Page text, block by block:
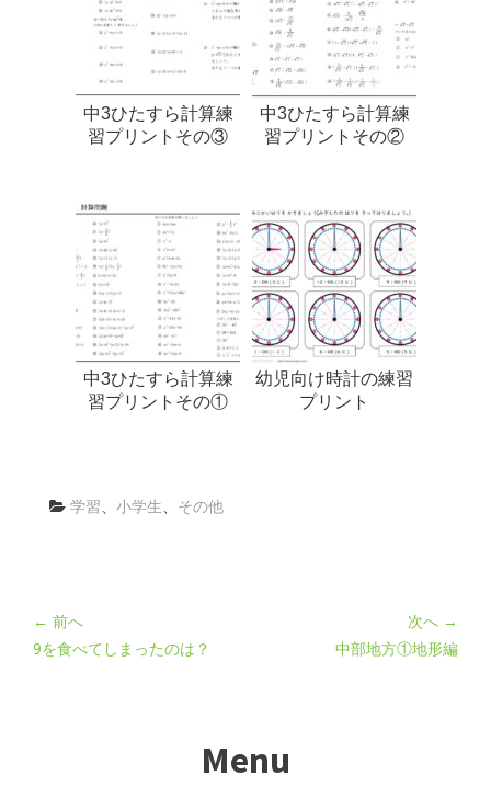
中3ひたすら計算練
習プリントその③
中3ひたすら計算練
習プリントその②
中3ひたすら計算練
習プリントその①
幼児向け時計の練習
プリント
学習、 小学生、 その他
← 前へ
9を食べてしまったのは？
次へ →
中部地方①地形編
Menu